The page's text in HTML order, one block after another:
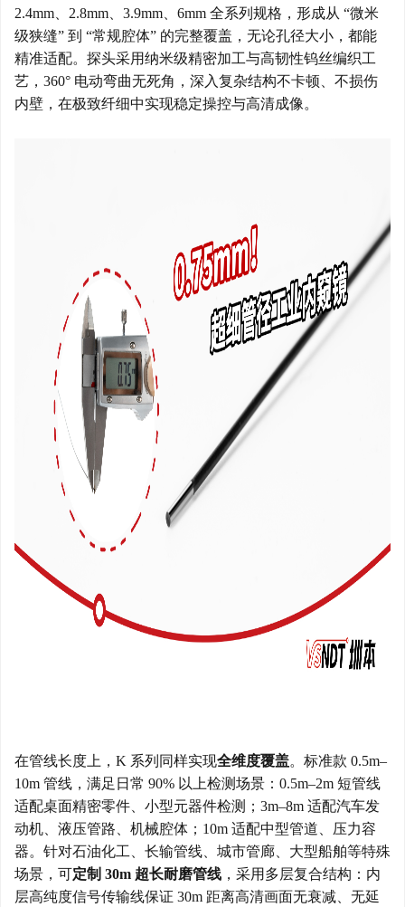
2.4mm、2.8mm、3.9mm、6mm 全系列规格，形成从 “微米
级狭缝” 到 “常规腔体” 的完整覆盖，无论孔径大小，都能
精准适配。探头采用纳米级精密加工与高韧性钨丝编织工
艺，360° 电动弯曲无死角，深入复杂结构不卡顿、不损伤
内壁，在极致纤细中实现稳定操控与高清成像。
在管线长度上， K 系列同样实现全维度覆盖。标准款 0.5m–
10m 管线，满足日常 90% 以上检测场景：0.5m–2m 短管线
适配桌面精密零件、小型元器件检测；3m–8m 适配汽车发
动机、液压管路、机械腔体；10m 适配中型管道、压力容
器。针对石油化工、长输管线、城市管廊、大型船舶等特殊
场景，可定制 30m 超长耐磨管线 ，采用多层复合结构：内
层高纯度信号传输线保证 30m 距离高清画面无衰减、无延